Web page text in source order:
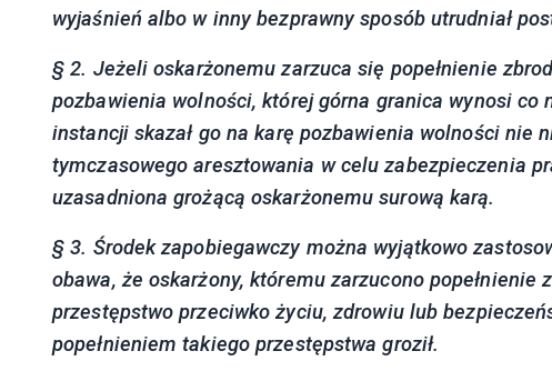
wyjaśnień albo w inny bezprawny sposób utrudniał
§ 2. Jeżeli oskarżonemu zarzuca się popełnienie
pozbawienia wolności, której górna granica wynosi co
instancji skazał go na karę pozbawienia wolności nie
tymczasowego aresztowania w celu zabezpieczenia
uzasadniona grożącą oskarżonemu surową karą.
§ 3. Środek zapobiegawczy można wyjątkowo
obawa, że oskarżony, któremu zarzucono popełnienie
przestępstwo przeciwko życiu, zdrowiu lub
popełnieniem takiego przestępstwa groził.